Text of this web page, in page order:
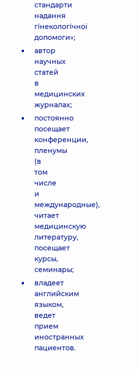
стандарти
надання
гінекологічної
допомоги»;
автор
научных
статей
в
медицинских
журналах;
постоянно
посещает
конференции,
пленумы
(в
том
числе
и
международные),
читает
медицинскую
литературу,
посещает
курсы,
семинары;
владеет
английским
языком,
ведет
прием
иностранных
пациентов.